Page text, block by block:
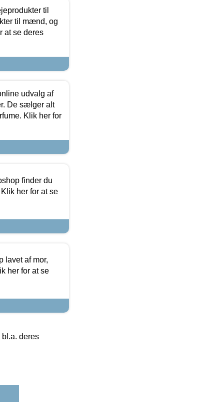
til
til mænd, og
at se deres
udvalg af
De sælger alt
Klik her for
finder du
her for at se
lavet af mor,
her for at se
deres